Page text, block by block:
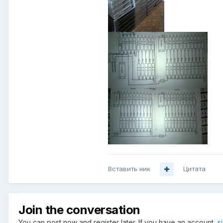
Вставить ник Цитата
Join the conversation